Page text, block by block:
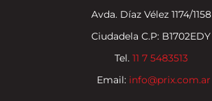
Avda. Díaz Vélez 1174/1158
Ciudadela C.P: B1702EDY
Tel. 11 7 5483513
Email: info@prix.com.ar